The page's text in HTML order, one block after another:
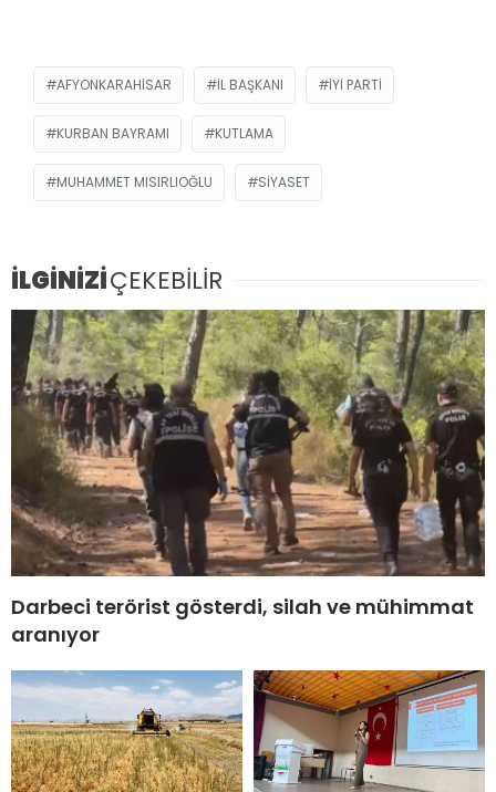
AFYONKARAHISAR IL BAŞKANI İYİ PARTI
KURBAN BAYRAMI KUTLAMA
MUHAMMET MISIRLIOĞLU SIYASET
İLGİNİZİÇEKEBİLİR
Darbeci terörist gösterdi, silah ve mühimmat
aranıyor